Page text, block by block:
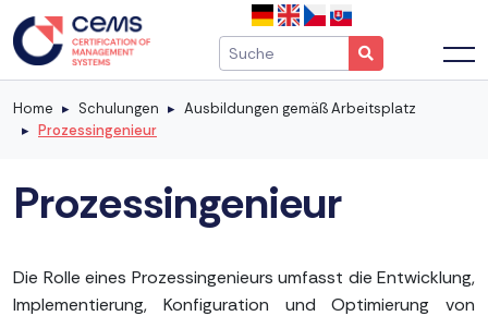
Home Schulungen
Ausbildungen gemäß Arbeitsplatz
Prozessingenieur
Prozessingenieur
Die Rolle eines Prozessingenieurs umfasst die Entwicklung,
Implementierung, Konfiguration und Optimierung von